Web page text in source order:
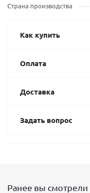
Страна производства
Как купить
Оплата
Доставка
Задать вопрос
Ранее вы смотрели